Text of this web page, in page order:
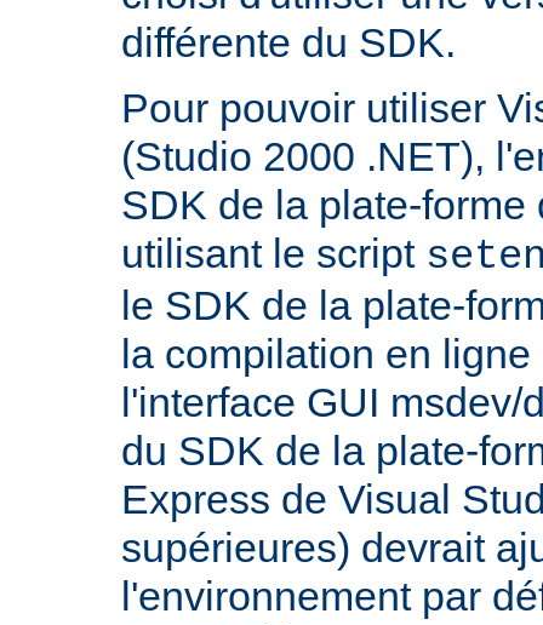
différente du SDK.
Pour pouvoir utiliser
(Studio 2000 .NET),
SDK de la plate-forme
utilisant le script
le SDK de la plate-
la compilation en
l'interface GUI msdev/
du SDK de la plate-
Express de Visual
supérieures) devrait
l'environnement par